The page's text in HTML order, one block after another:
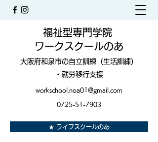
福祉型専門学院
ワークスクールのあ
大阪府和泉市の自立訓練（生活訓練）
・就労移行支援
workschool.noa01@gmail.com
0725-51-7903
★ ライフスクールのあ